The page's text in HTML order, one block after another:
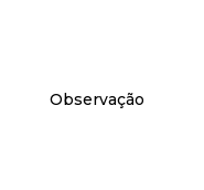
Observação